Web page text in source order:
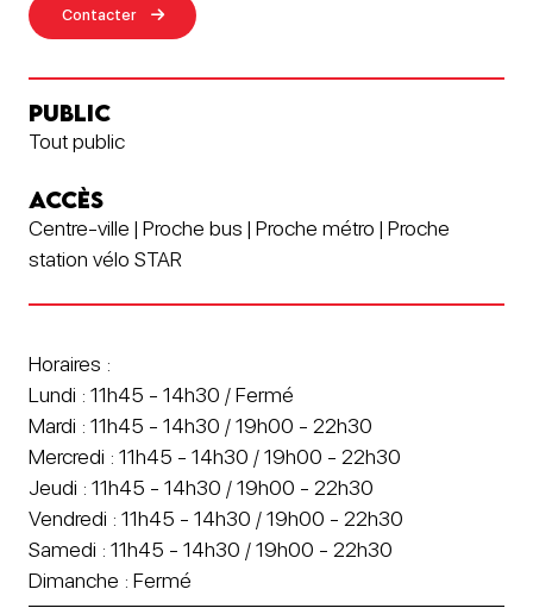
Contacter
PUBLIC
Tout public
ACCÈS
Centre-ville | Proche bus | Proche métro | Proche
station vélo STAR
Horaires :
Lundi : 11h45 - 14h30 / Fermé
Mardi : 11h45 - 14h30 / 19h00 - 22h30
Mercredi : 11h45 - 14h30 / 19h00 - 22h30
Jeudi : 11h45 - 14h30 / 19h00 - 22h30
Vendredi : 11h45 - 14h30 / 19h00 - 22h30
Samedi : 11h45 - 14h30 / 19h00 - 22h30
Dimanche : Fermé